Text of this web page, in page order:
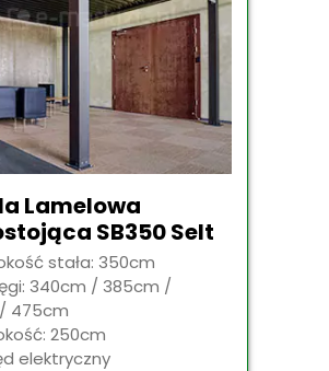
Lamelowa
SB350 Selt
stała: 350cm
340cm / 385cm /
475cm
250cm
elektryczny